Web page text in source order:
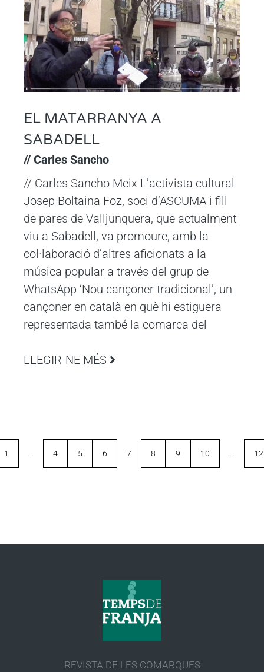
EL MATARRANYA A
SABADELL
// Carles Sancho
// Carles Sancho Meix L’activista cultural
Josep Boltaina Foz, soci d’ASCUMA i fill
de pares de Valljunquera, que actualment
viu a Sabadell, va promoure, amb la
col·laboració d’altres aficionats a la
música popular a través del grup de
WhatsApp ‘Nou cançoner tradicional’, un
cançoner en català en què hi estiguera
representada també la comarca del
LLEGIR-NE MÉS
1 4 5 6 7 8 9 10 12
REVISTA DE LES COMARQUES